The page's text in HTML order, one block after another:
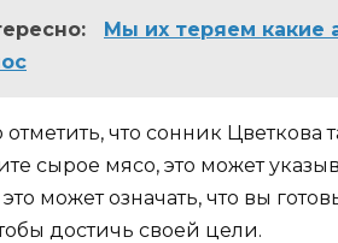
Мы их теряем какие
что сонник Цветкова
сырое мясо, это может
может означать, что вы
достичь своей цели.